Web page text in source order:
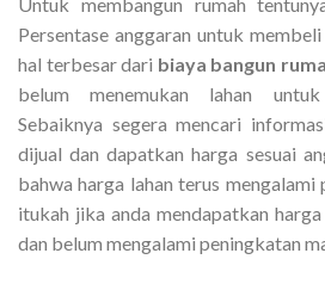
Persentase anggaran untuk
hal terbesar dari biaya bangun
belum menemukan lahan
Sebaiknya segera mencari
dijual dan dapatkan harga sesuai
bahwa harga lahan terus
itukah jika anda mendapatkan
dan belum mengalami peningkatan